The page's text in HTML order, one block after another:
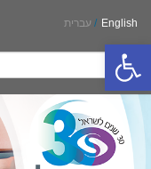
פתח סרגל נגישות
English
/ עברית